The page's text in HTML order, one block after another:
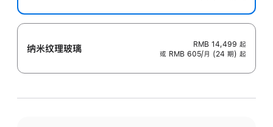
纳米纹理玻璃 RMB 14,499 起
或 RMB 605/月 (24 期) 起